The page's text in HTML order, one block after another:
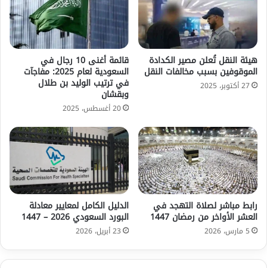
هيئة النقل تُعلن مصير الكدادة
الموقوفين بسبب مخالفات النقل
27 أكتوبر، 2025
قائمة أغنى 10 رجال في
السعودية لعام 2025: مفاجآت
في ترتيب الوليد بن طلال
وبقشان
20 أغسطس، 2025
رابط مباشر لصلاة التهجد في
العشر الأواخر من رمضان 1447
5 مارس، 2026
الدليل الكامل لمعايير معادلة
البورد السعودي 2026 – 1447
23 أبريل، 2026